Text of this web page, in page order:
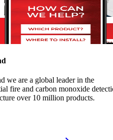
we are a global leader in the
fire and carbon monoxide
over 10 million products.